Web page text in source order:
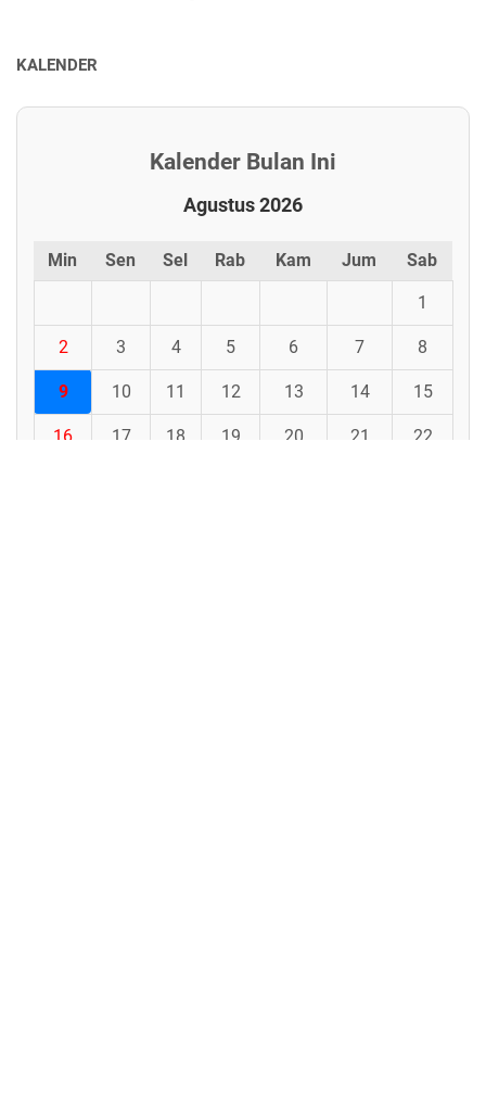
KALENDER
Kalender Bulan Ini
Agustus 2026
Min Sen Sel Rab Kam Jum Sab
1
2 3 4 5 6 7 8
9 10 11 12 13 14 15
16 17 18 19 20 21 22